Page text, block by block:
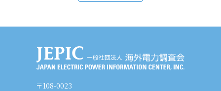
〒108-0023